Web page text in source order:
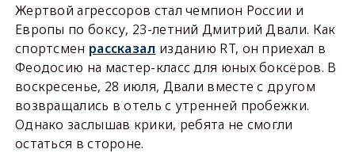
Жертвой агрессоров стал чемпион России и
Европы по боксу, 23-летний Дмитрий Двали. Как
спортсмен рассказал изданию RT, он приехал в
Феодосию на мастер-класс для юных боксёров. В
воскресенье, 28 июля, Двали вместе с другом
возвращались в отель с утренней пробежки.
Однако заслышав крики, ребята не смогли
остаться в стороне.